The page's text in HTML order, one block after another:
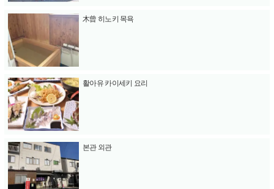
木曾 히노키 목욕
활아유 카이세키 요리
본관 외관